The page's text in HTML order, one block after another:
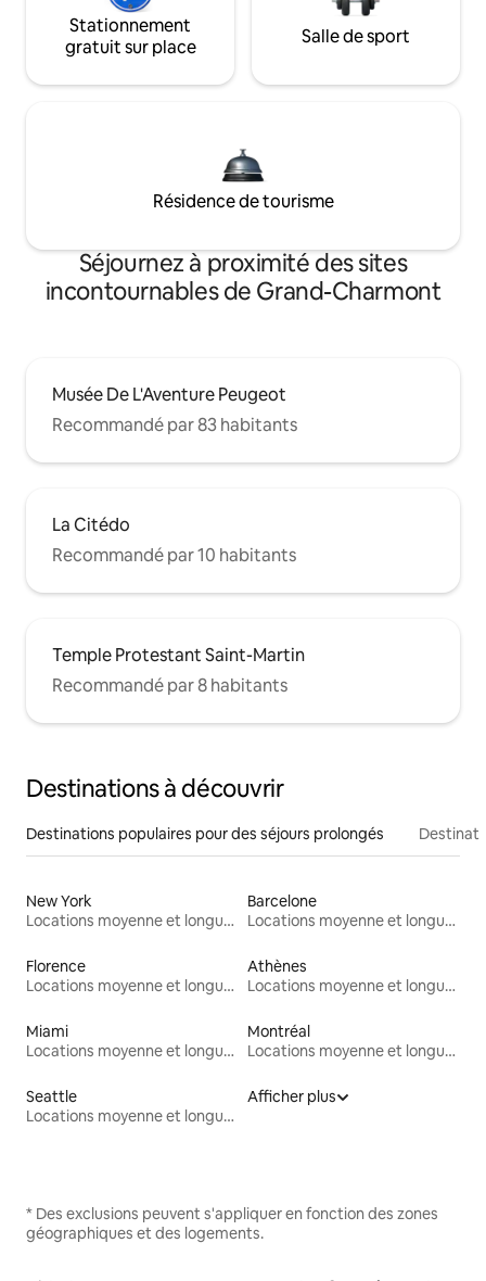
Stationnement
gratuit sur place
Salle de sport
Résidence de tourisme
Séjournez à proximité des sites
incontournables de Grand-Charmont
Musée De L'Aventure Peugeot
Recommandé par 83 habitants
La Citédo
Recommandé par 10 habitants
Temple Protestant Saint-Martin
Recommandé par 8 habitants
Destinations à découvrir
Destinations populaires pour des séjours prolongés
New York
Locations moyenne et longue durée
Barcelone
Locations moyenne et longue durée
Florence
Locations moyenne et longue durée
Athènes
Locations moyenne et longue durée
Miami
Locations moyenne et longue durée
Montréal
Locations moyenne et longue durée
Seattle
Locations moyenne et longue durée
Afficher plus
* Des exclusions peuvent s'appliquer en fonction des zones
géographiques et des logements.